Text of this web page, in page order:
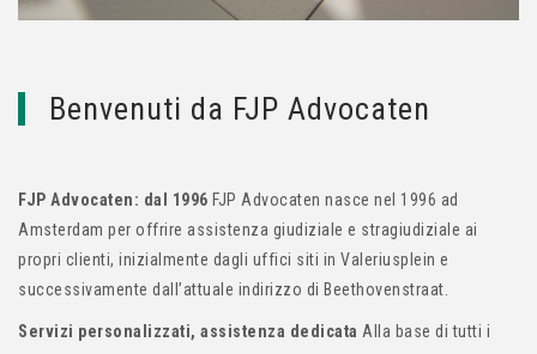
Benvenuti da FJP Advocaten
FJP Advocaten: dal 1996 FJP Advocaten nasce nel 1996 ad
Amsterdam per offrire assistenza giudiziale e stragiudiziale ai
propri clienti, inizialmente dagli uffici siti in Valeriusplein e
successivamente dall’attuale indirizzo di Beethovenstraat.
Servizi personalizzati, assistenza dedicata Alla base di tutti i